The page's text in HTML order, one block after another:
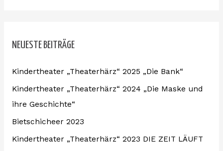
e
n
a
c
h
:
NEUESTE BEITRÄGE
Kindertheater „Theaterhärz“ 2025 „Die Bank“
Kindertheater „Theaterhärz“ 2024 „Die Maske und
ihre Geschichte“
Bietschicheer 2023
Kindertheater „Theaterhärz“ 2023 DIE ZEIT LÄUFT